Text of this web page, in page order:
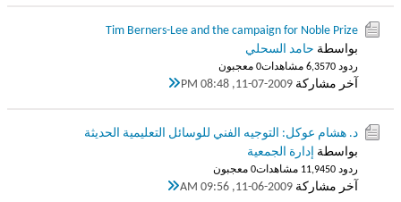
Tim Berners-Lee and the campaign for Noble Prize
بواسطة حامد السحلي
ردود 0 6,357 مشاهدات 0 معجبون
آخر مشاركة 11-07-2009, 08:48 PM
د. هشام عوكل: التوجيه الفني للوسائل التعليمية الحديثة
بواسطة إدارة الجمعية
ردود 0 11,945 مشاهدات 0 معجبون
آخر مشاركة 11-06-2009, 09:56 AM